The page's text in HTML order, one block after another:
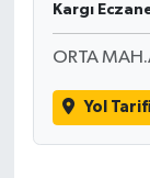
Kargı
ORTA
Yol